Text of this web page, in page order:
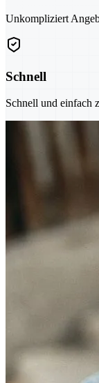
Unkompliziert
Schnell
Schnell und einfach